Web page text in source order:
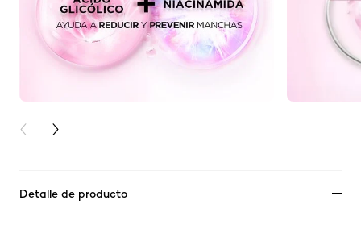
PREVIOUS CARD
NEXT CARD
Detalle de producto